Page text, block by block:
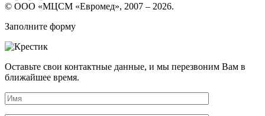
© ООО «МЦСМ «Евромед», 2007 – 2026.
Заполните форму
Оставьте свои контактные данные, и мы перезвоним Вам в
ближайшее время.